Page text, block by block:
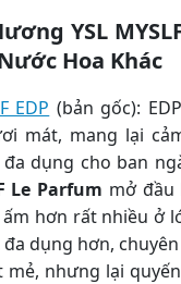
YSL
Hoa Khác
EDP (bản gốc):
mát, mang lại
dụng cho ban
Le Parfum mở đầu
hơn rất nhiều ở
đa dụng hơn,
nhưng lại